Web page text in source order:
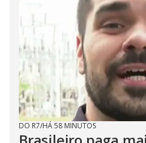
DO R7/HÁ 58 MINUTOS